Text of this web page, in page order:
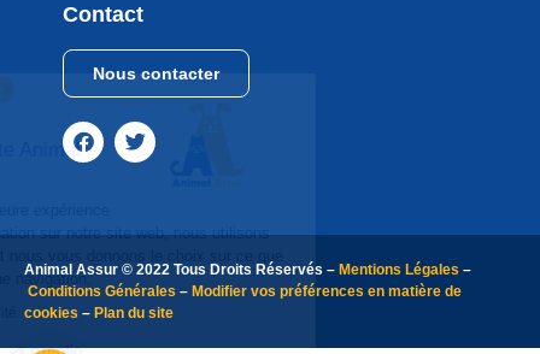
Contact
Nous contacter
Animal Assur © 2022 Tous Droits Réservés – Mentions Légales –
Conditions Générales – Modifier vos préférences en matière de
cookies – Plan du site
Continuer sans accepter
Bonjour
Et Bienvenue sur le site Animal
utilisateur lors de votre navigation sur notre site web, nous utilisons
vous souhaitez activer. Bonne navigation.
Lire la politique de confidentialité